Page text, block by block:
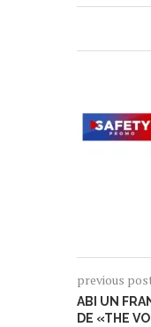
previous
ABI UN
DE «THE